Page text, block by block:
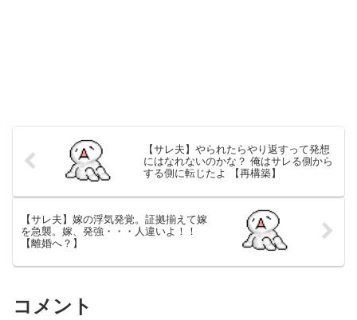
【サレ夫】やられたらやり返すって発想
にはなれないのかな？ 俺はサレる側から
する側に転じたよ 【再構築】
【サレ夫】嫁の浮気発覚。証拠揃えて嫁
を急襲。嫁、発強・・・人違いよ！！
【離婚へ？】
コメント